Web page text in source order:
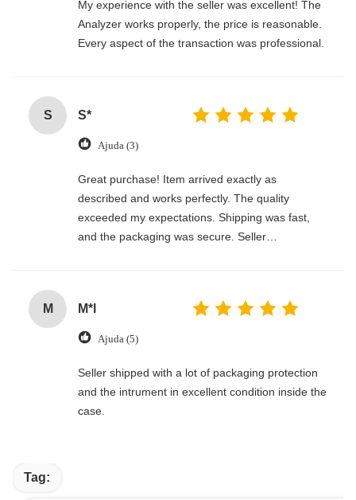
My experience with the seller was excellent! The
Analyzer works properly, the price is reasonable.
Every aspect of the transaction was professional.
S S*
Ajuda (3)
Great purchase! Item arrived exactly as
described and works perfectly. The quality
exceeded my expectations. Shipping was fast,
and the packaging was secure. Seller
M M*l
Ajuda (5)
Seller shipped with a lot of packaging protection
and the intrument in excellent condition inside the
case.
Tag: